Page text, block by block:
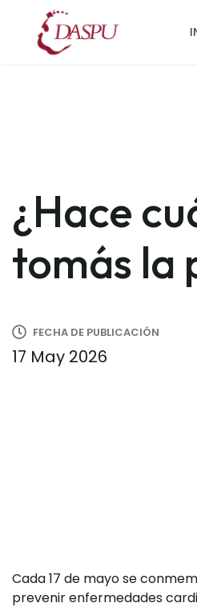
¿Hace
tomás la
FECHA DE PUBLICACIÓN
17 May 2026
Cada 17 de mayo se
prevenir enfermedades